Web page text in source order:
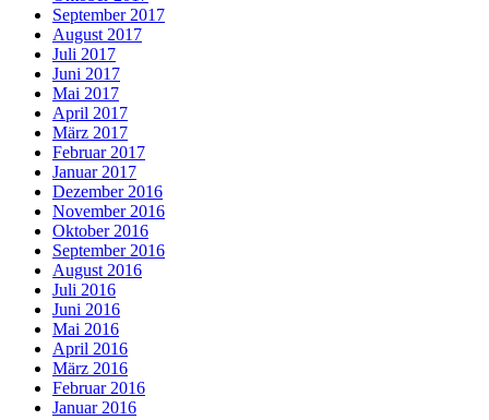
September 2017
August 2017
Juli 2017
Juni 2017
Mai 2017
April 2017
März 2017
Februar 2017
Januar 2017
Dezember 2016
November 2016
Oktober 2016
September 2016
August 2016
Juli 2016
Juni 2016
Mai 2016
April 2016
März 2016
Februar 2016
Januar 2016